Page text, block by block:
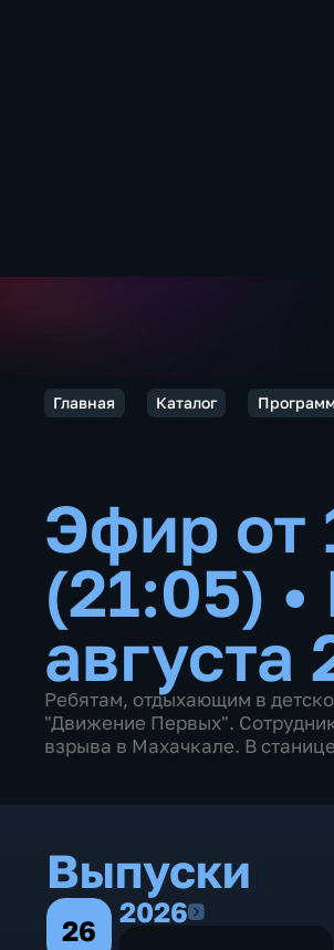
Главная Каталог
Эфир от
(21:05) •
августа
Ребятам, отдыхающим в
"Движение Первых".
взрыва в Махачкале. В
Выпуски
26
20262026